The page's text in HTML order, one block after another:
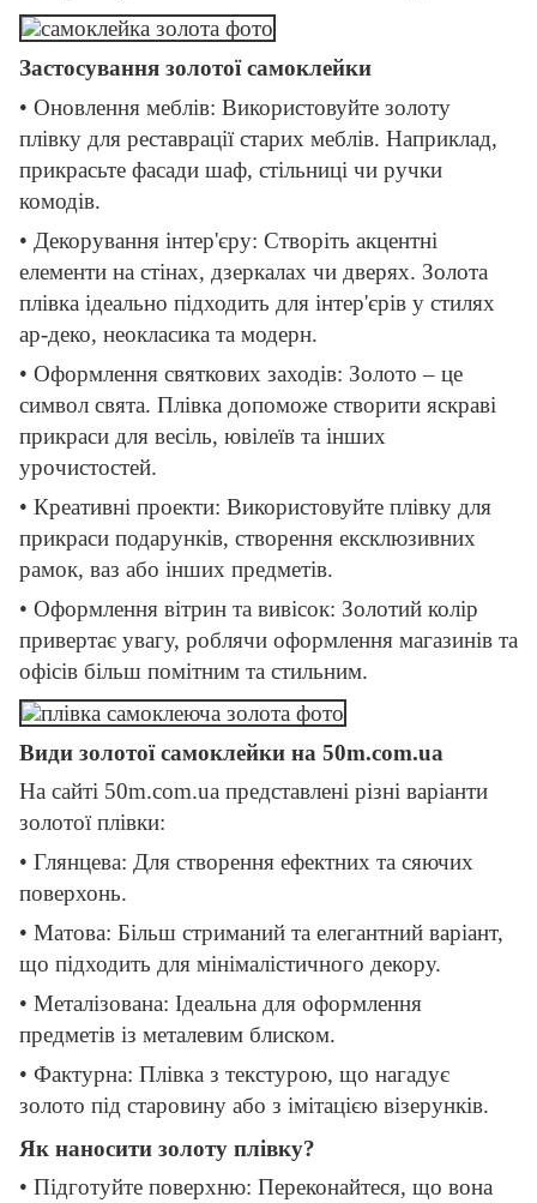
Застосування золотої самоклейки
• Оновлення меблів: Використовуйте золоту
плівку для реставрації старих меблів. Наприклад,
прикрасьте фасади шаф, стільниці чи ручки
комодів.
• Декорування інтер'єру: Створіть акцентні
елементи на стінах, дзеркалах чи дверях. Золота
плівка ідеально підходить для інтер'єрів у стилях
ар-деко, неокласика та модерн.
• Оформлення святкових заходів: Золото – це
символ свята. Плівка допоможе створити яскраві
прикраси для весіль, ювілеїв та інших
урочистостей.
• Креативні проекти: Використовуйте плівку для
прикраси подарунків, створення ексклюзивних
рамок, ваз або інших предметів.
• Оформлення вітрин та вивісок: Золотий колір
привертає увагу, роблячи оформлення магазинів та
офісів більш помітним та стильним.
Види золотої самоклейки на 50m.com.ua
На сайті 50m.com.ua представлені різні варіанти
золотої плівки:
• Глянцева: Для створення ефектних та сяючих
поверхонь.
• Матова: Більш стриманий та елегантний варіант,
що підходить для мінімалістичного декору.
• Металізована: Ідеальна для оформлення
предметів із металевим блиском.
• Фактурна: Плівка з текстурою, що нагадує
золото під старовину або з імітацією візерунків.
Як наносити золоту плівку?
• Підготуйте поверхню: Переконайтеся, що вона